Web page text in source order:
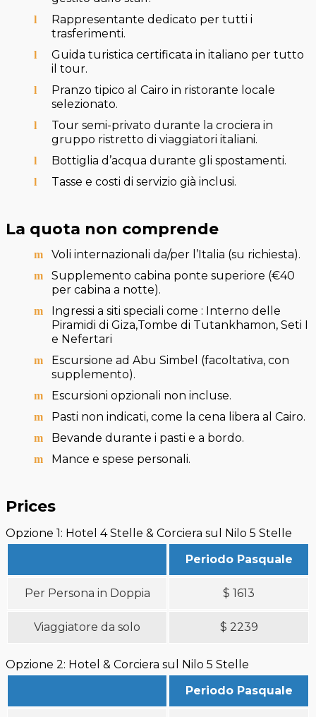
Rappresentante dedicato per tutti i
trasferimenti.
Guida turistica certificata in italiano per tutto
il tour.
Pranzo tipico al Cairo in ristorante locale
selezionato.
Tour semi-privato durante la crociera in
gruppo ristretto di viaggiatori italiani.
Bottiglia d’acqua durante gli spostamenti.
Tasse e costi di servizio già inclusi.
La quota non comprende
Voli internazionali da/per l’Italia (su richiesta).
Supplemento cabina ponte superiore (€40
per cabina a notte).
Ingressi a siti speciali come : Interno delle
Piramidi di Giza,Tombe di Tutankhamon, Seti I
e Nefertari
Escursione ad Abu Simbel (facoltativa, con
supplemento).
Escursioni opzionali non incluse.
Pasti non indicati, come la cena libera al Cairo.
Bevande durante i pasti e a bordo.
Mance e spese personali.
Prices
Opzione 1: Hotel 4 Stelle & Corciera sul Nilo 5 Stelle
Periodo Pasquale
Per Persona in Doppia $ 1613
Viaggiatore da solo $ 2239
Opzione 2: Hotel & Corciera sul Nilo 5 Stelle
Periodo Pasquale